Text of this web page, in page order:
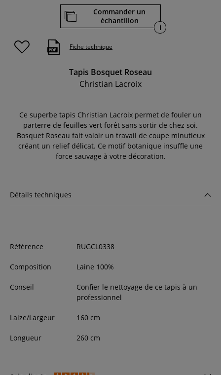
Commander un
échantillon
i
Fiche technique
Tapis Bosquet Roseau
Christian Lacroix
Ce superbe tapis Christian Lacroix permet de fouler un
parterre de feuilles vert forêt sans sortir de chez soi.
Bosquet Roseau fait valoir un travail de coupe minutieux
créant un relief délicat. Ce motif botanique insuffle une
force sauvage à votre décoration.
Détails techniques
Référence RUGCL0338
Composition Laine 100%
Conseil
Confier le nettoyage de ce tapis à un
professionnel
Laize/Largeur 160cm
Longueur 260cm